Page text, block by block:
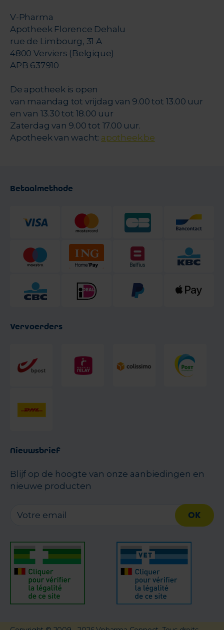
V-Pharma
Apotheek Florence Dehalu
rue de Limbourg, 31 A
4800 Verviers (Belgique)
APB 637910
De apotheek is open
van maandag tot vrijdag van 9.00 tot 13.00 uur
en van 13.30 tot 18.00 uur
Zaterdag van 9.00 tot 17.00 uur.
Apotheek van wacht: apotheek.be
Betaalmethode
Vervoerders
Nieuwsbrief
Blijf op de hoogte van onze aanbiedingen en
nieuwe producten
OK